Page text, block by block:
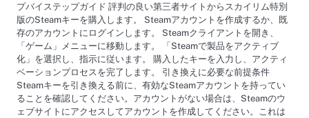
プバイステップガイド 評判の良い第三者サイトからスカイリム特別
版のSteamキーを購入します。 Steamアカウントを作成するか、既
存のアカウントにログインします。 Steamクライアントを開き、
「ゲーム」メニューに移動します。 「Steamで製品をアクティブ
化」を選択し、指示に従います。 購入したキーを入力し、アクティ
ベーションプロセスを完了します。 引き換えに必要な前提条件
Steamキーを引き換える前に、有効なSteamアカウントを持ってい
ることを確認してください。アカウントがない場合は、Steamのウ
ェブサイトにアクセスしてアカウントを作成してください。これは